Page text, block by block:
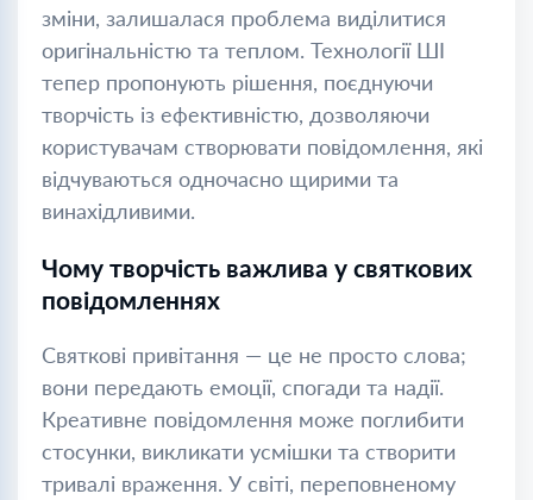
зміни, залишалася проблема виділитися
оригінальністю та теплом. Технології ШІ
тепер пропонують рішення, поєднуючи
творчість із ефективністю, дозволяючи
користувачам створювати повідомлення, які
відчуваються одночасно щирими та
винахідливими.
Чому творчість важлива у святкових
повідомленнях
Святкові привітання — це не просто слова;
вони передають емоції, спогади та надії.
Креативне повідомлення може поглибити
стосунки, викликати усмішки та створити
тривалі враження. У світі, переповненому